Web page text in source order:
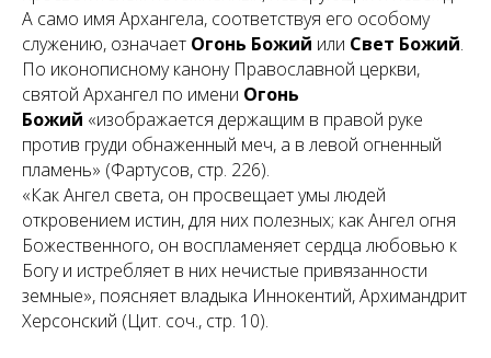
А само имя Архангела, соответствуя его особому
служению, означает Огонь Божий или Свет Божий.
По иконописному канону Православной церкви,
святой Архангел по имени Огонь
Божий «изображается держащим в правой руке
против груди обнаженный меч, а в левой огненный
пламень» (Фартусов, стр. 226).
«Как Ангел света, он просвещает умы людей
откровением истин, для них полезных; как Ангел огня
Божественного, он воспламеняет сердца любовью к
Богу и истребляет в них нечистые привязанности
земные», поясняет владыка Иннокентий, Архимандрит
Херсонский (Цит. соч., стр. 10).